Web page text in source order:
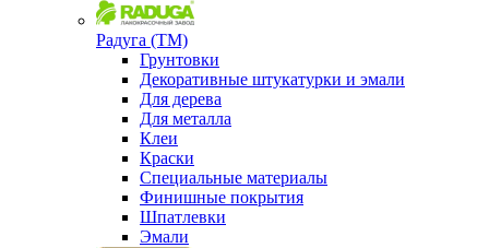
Радуга (ТМ)
Грунтовки
Декоративные штукатурки и эмали
Для дерева
Для металла
Клеи
Краски
Специальные материалы
Финишные покрытия
Шпатлевки
Эмали